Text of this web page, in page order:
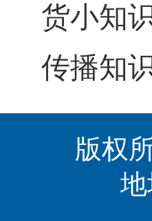
货小知
传播知
版权